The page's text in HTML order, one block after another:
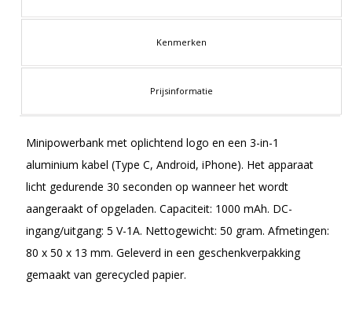
Kenmerken
Prijsinformatie
Minipowerbank met oplichtend logo en een 3-in-1
aluminium kabel (Type C, Android, iPhone). Het apparaat
licht gedurende 30 seconden op wanneer het wordt
aangeraakt of opgeladen. Capaciteit: 1000 mAh. DC-
ingang/uitgang: 5 V-1A. Nettogewicht: 50 gram. Afmetingen:
80 x 50 x 13 mm. Geleverd in een geschenkverpakking
gemaakt van gerecycled papier.